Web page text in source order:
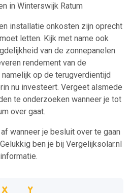
in Winterswijk Ratum
installatie onkosten zijn oprecht
letten. Kijk met name ook
van de zonnepanelen
rendement van de
op de terugverdientijd
nu investeert. Vergeet alsmede
te onderzoeken wanneer je tot
over gaat.
wanneer je besluit over te gaan
ben je bij Vergelijksolar.nl